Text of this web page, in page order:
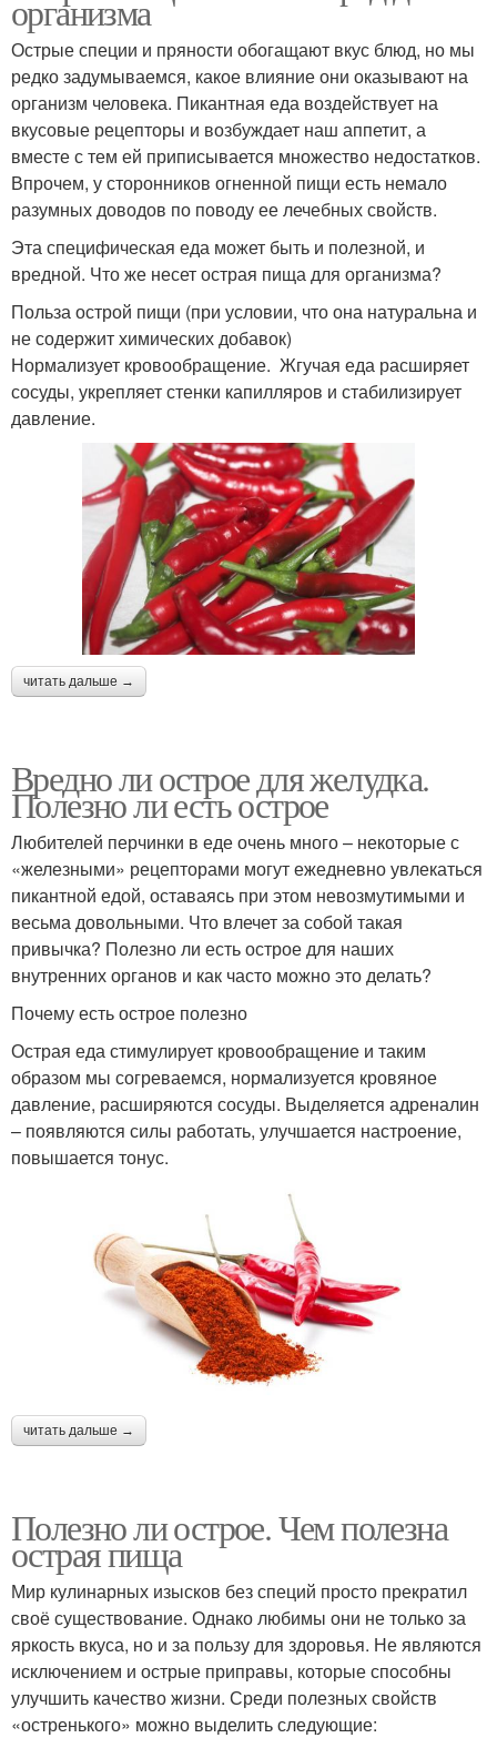
организма
Острые специи и пряности обогащают вкус блюд, но мы
редко задумываемся, какое влияние они оказывают на
организм человека. Пикантная еда воздействует на
вкусовые рецепторы и возбуждает наш аппетит, а
вместе с тем ей приписывается множество недостатков.
Впрочем, у сторонников огненной пищи есть немало
разумных доводов по поводу ее лечебных свойств.
Эта специфическая еда может быть и полезной, и
вредной. Что же несет острая пища для организма?
Польза острой пищи (при условии, что она натуральна и
не содержит химических добавок)
Нормализует кровообращение. Жгучая еда расширяет
сосуды, укрепляет стенки капилляров и стабилизирует
давление.
читать дальше →
Вредно ли острое для желудка.
Полезно ли есть острое
Любителей перчинки в еде очень много – некоторые с
«железными» рецепторами могут ежедневно увлекаться
пикантной едой, оставаясь при этом невозмутимыми и
весьма довольными. Что влечет за собой такая
привычка? Полезно ли есть острое для наших
внутренних органов и как часто можно это делать?
Почему есть острое полезно
Острая еда стимулирует кровообращение и таким
образом мы согреваемся, нормализуется кровяное
давление, расширяются сосуды. Выделяется адреналин
– появляются силы работать, улучшается настроение,
повышается тонус.
читать дальше →
Полезно ли острое. Чем полезна
острая пища
Мир кулинарных изысков без специй просто прекратил
своё существование. Однако любимы они не только за
яркость вкуса, но и за пользу для здоровья. Не являются
исключением и острые приправы, которые способны
улучшить качество жизни. Среди полезных свойств
«остренького» можно выделить следующие: